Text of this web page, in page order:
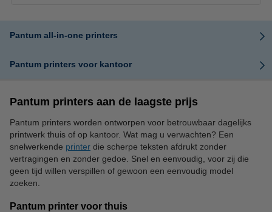
Pantum all-in-one printers
Pantum printers voor kantoor
Pantum printers aan de laagste prijs
Pantum printers worden ontworpen voor betrouwbaar dagelijks
printwerk thuis of op kantoor. Wat mag u verwachten? Een
snelwerkende printer die scherpe teksten afdrukt zonder
vertragingen en zonder gedoe. Snel en eenvoudig, voor zij die
geen tijd willen verspillen of gewoon een eenvoudig model
zoeken.
Pantum printer voor thuis